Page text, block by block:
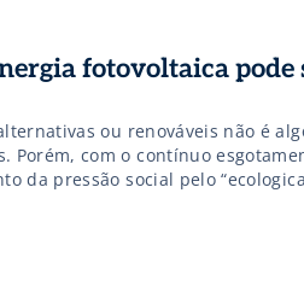
fotovoltaica pode
ou renováveis não é
Porém, com o contínuo
da pressão social pelo
Uma das soluções que